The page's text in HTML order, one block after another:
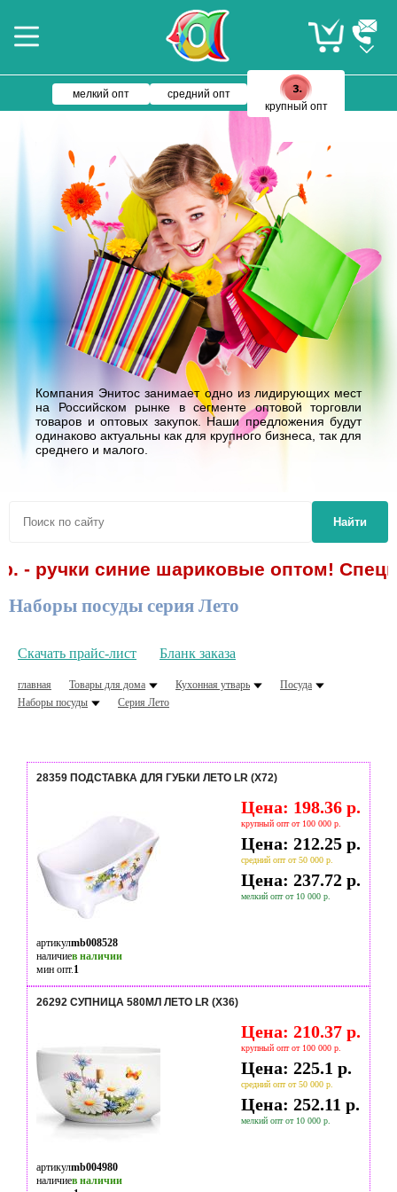
мелкий опт
средний опт
крупный опт
Компания Энитос занимает одно из лидирующих мест
на Российском рынке в сегменте оптовой торговли
товаров и оптовых закупок. Наши предложения будут
одинаково актуальны как для крупного бизнеса, так для
среднего и малого.
Найти
- ручки синие шариковые оптом!
Наборы посуды серия Лето
Скачать прайс-лист Бланк заказа
главная Товары для дома Кухонная утварь
Посуда
Наборы посуды
Серия Лето
28359 ПОДСТАВКА ДЛЯ ГУБКИ ЛЕТО LR (Х72)
Цена: 198.36 р.
крупный опт от 100 000 р.
Цена: 212.25 р.
средний опт от 50 000 р.
Цена: 237.72 р.
мелкий опт от 10 000 р.
артикулmb008528
наличиев наличии
мин опт.1
26292 СУПНИЦА 580МЛ ЛЕТО LR (Х36)
Цена: 210.37 р.
крупный опт от 100 000 р.
Цена: 225.1 р.
средний опт от 50 000 р.
Цена: 252.11 р.
мелкий опт от 10 000 р.
артикулmb004980
наличиев наличии